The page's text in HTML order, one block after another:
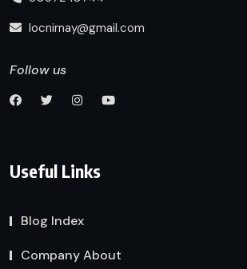
locnirnay@gmail.com
Follow us
Useful Links
Blog Index
Company About